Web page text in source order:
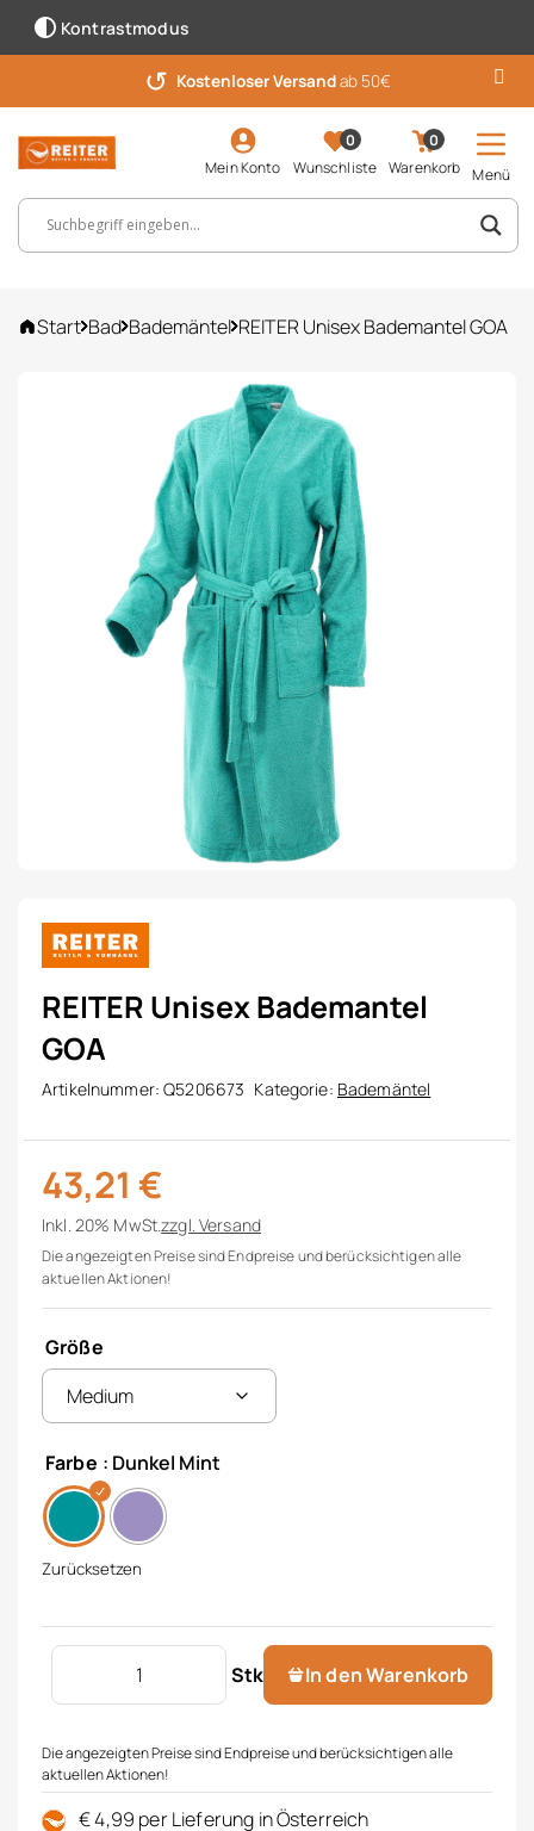
Kontrastmodus
↺ Kostenloser Versandab 50€
Mein Konto
0
Wunschliste
0
Warenkorb
Menü
Suchbegriff, Artikelnummer ...
Start Bad Bademäntel REITER Unisex Bademantel GOA
REITER Unisex Bademantel
GOA
Artikelnummer:Q5206673 Kategorie: Bademäntel
43,21 €
Inkl. 20% MwSt.zzgl.Versand
Die angezeigten Preise sind Endpreise und berücksichtigen alle
aktuellen Aktionen!
Größe
Farbe : Dunkel Mint
Zurücksetzen
Stk
REITER Unisex Bademantel GOA Menge
In den Warenkorb
Die angezeigten Preise sind Endpreise und berücksichtigen alle
aktuellen Aktionen!
€ 4,99 per Lieferung in Österreich